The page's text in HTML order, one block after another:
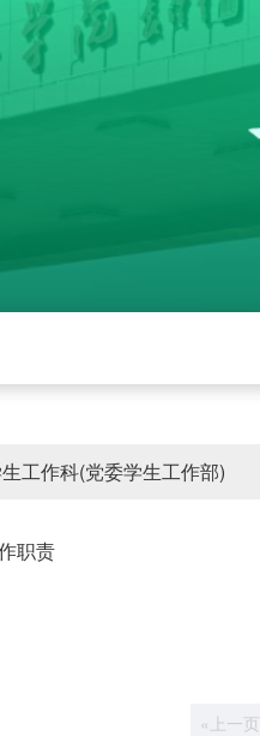
工作科(党委学生工作部)
职责
«上一页